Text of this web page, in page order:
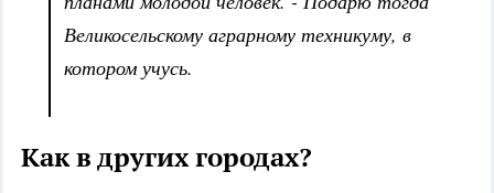
Великосельскому аграрному техникуму, в
котором учусь.
Как в других городах?